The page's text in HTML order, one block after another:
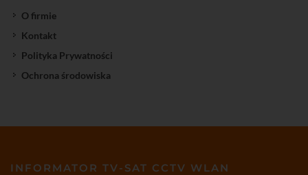
O firmie
Kontakt
Polityka Prywatności
Ochrona środowiska
INFORMATOR TV-SAT CCTV WLAN